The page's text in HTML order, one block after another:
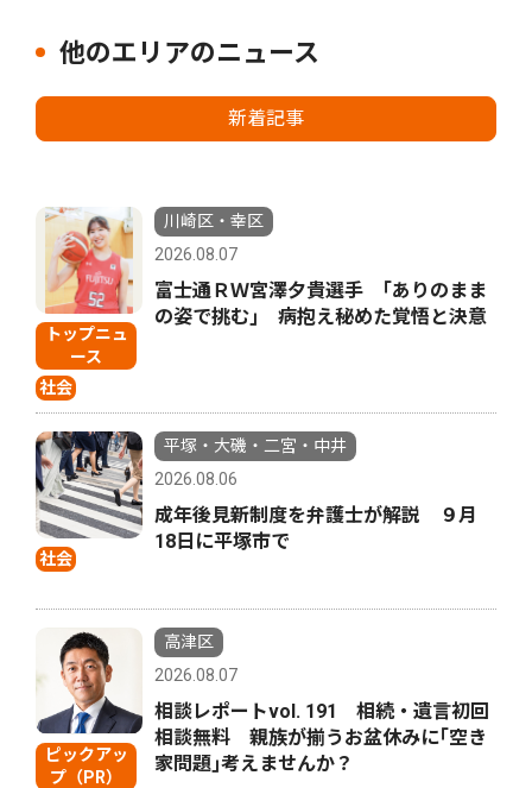
他のエリアのニュース
新着記事
トップニュ
ース
社会
川崎区・幸区
2026.08.07
富士通ＲＷ宮澤夕貴選手 ｢ありのまま
の姿で挑む｣ 病抱え秘めた覚悟と決意
社会
平塚・大磯・二宮・中井
2026.08.06
成年後見新制度を弁護士が解説 ９月
18日に平塚市で
ピックアッ
プ（PR）
高津区
2026.08.07
相談レポートvol. 191 相続・遺言初回
相談無料 親族が揃うお盆休みに｢空き
家問題｣考えませんか？